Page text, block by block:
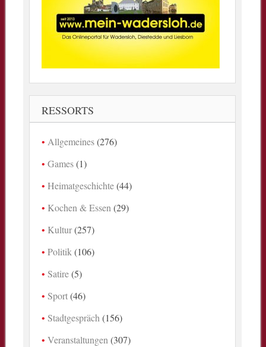
RESSORTS
Allgemeines(276)
Games(1)
Heimatgeschichte(44)
Kochen & Essen (29)
Kultur(257)
Politik (106)
Satire(5)
Sport(46)
Stadtgespräch (156)
Veranstaltungen (307)